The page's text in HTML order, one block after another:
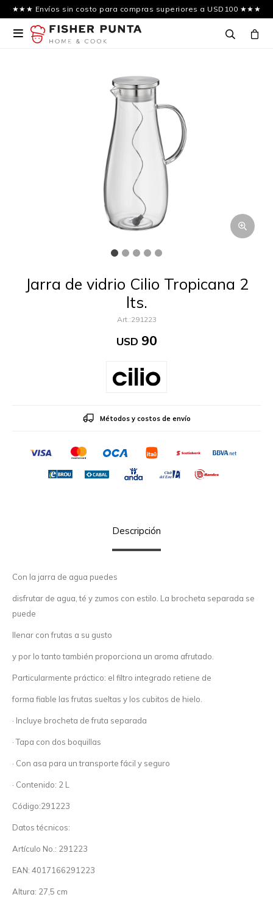
★★★ Envíos sin costo para compras superiores a USD100 ★★★

Jarra de vidrio Cilio Tropicana 2
lts.
291223
USD 90
Métodos y costos de envío
Descripción
Con la jarra de agua puedes
disfrutar de agua, té y zumos con estilo. La brocheta separada se
puede
llenar con frutas a su gusto
y por lo tanto también proporciona un aroma afrutado.
Particularmente práctico: el filtro integrado retiene de
forma fiable las frutas sueltas y los cubitos de hielo.
· Incluye brocheta de fruta separada
· Tapa con dos boquillas
· Con asa para un transporte fácil y seguro
· Contenido: 2 L
Código:291223
Datos técnicos:
Artículo No.: 291223
EAN: 4017166291223
Altura: 27,5 cm